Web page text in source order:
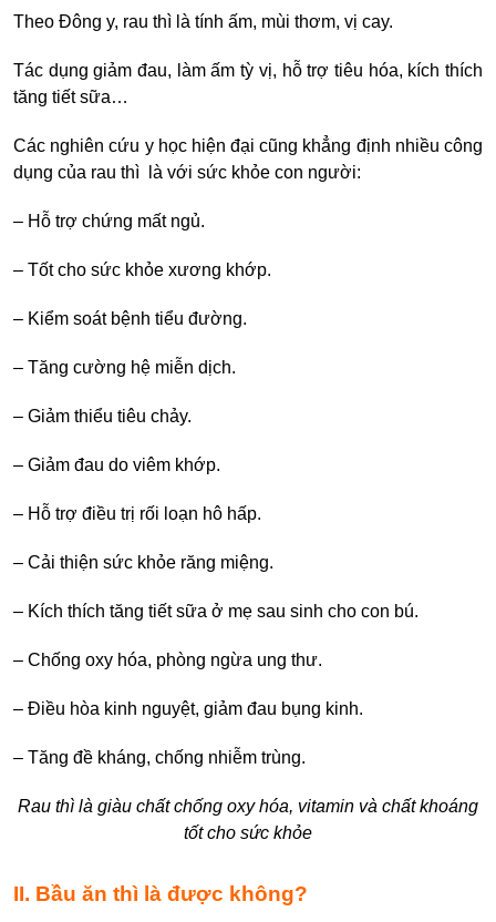
Theo Đông y, rau thì là tính ấm, mùi thơm, vị cay.
Tác dụng giảm đau, làm ấm tỳ vị, hỗ trợ tiêu hóa, kích thích
tăng tiết sữa…
Các nghiên cứu y học hiện đại cũng khẳng định nhiều công
dụng của rau thì là với sức khỏe con người:
– Hỗ trợ chứng mất ngủ.
– Tốt cho sức khỏe xương khớp.
– Kiểm soát bệnh tiểu đường.
– Tăng cường hệ miễn dịch.
– Giảm thiểu tiêu chảy.
– Giảm đau do viêm khớp.
– Hỗ trợ điều trị rối loạn hô hấp.
– Cải thiện sức khỏe răng miệng.
– Kích thích tăng tiết sữa ở mẹ sau sinh cho con bú.
– Chống oxy hóa, phòng ngừa ung thư.
– Điều hòa kinh nguyệt, giảm đau bụng kinh.
– Tăng đề kháng, chống nhiễm trùng.
Rau thì là giàu chất chống oxy hóa, vitamin và chất khoáng
tốt cho sức khỏe
II. Bầu ăn thì là được không?